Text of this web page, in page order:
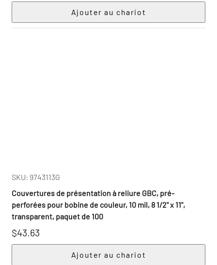
SKU: 9743113G
Couvertures de présentation à reliure GBC, pré-
perforées pour bobine de couleur, 10 mil, 8 1/2" x 11",
transparent, paquet de 100
$43.63